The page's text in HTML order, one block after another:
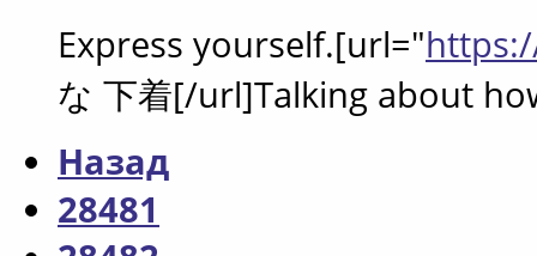
Express yourself.[url="
な 下着[/url]Talking about
Назад
28481